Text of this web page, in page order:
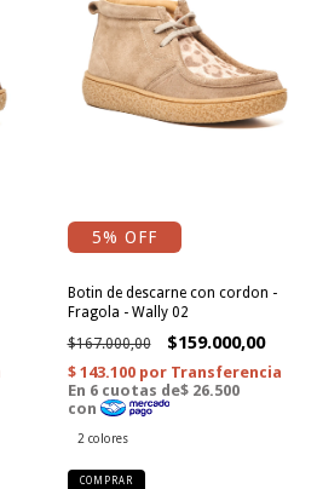
5% OFF
Botin de descarne con cordon -
Fragola - Wally 02
$167.000,00
$159.000,00
2 colores
COMPRAR